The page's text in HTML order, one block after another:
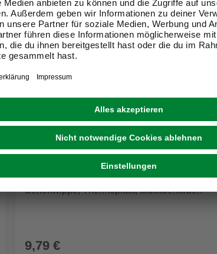
BUSCH-JAEGER
Serienwippe, Thermoplast, alusilberfarben
9,79 €